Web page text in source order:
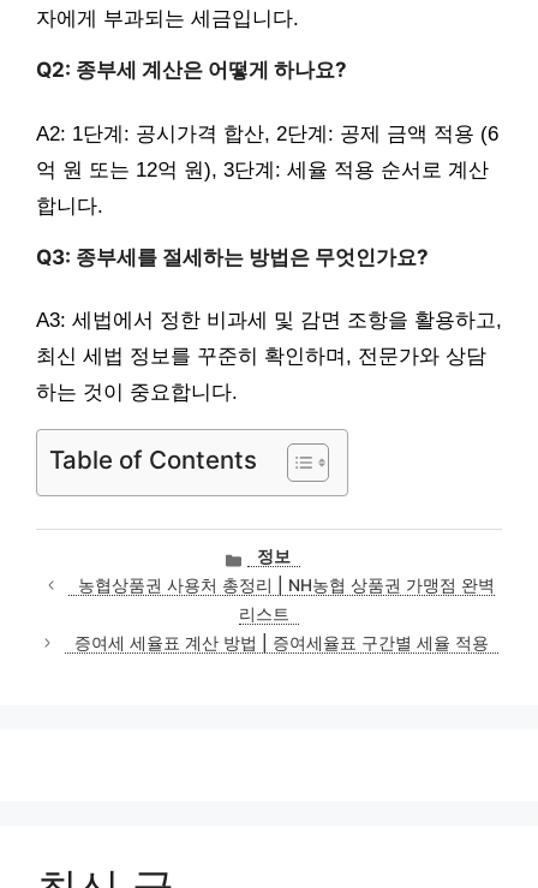
자에게 부과되는 세금입니다.
Q2: 종부세 계산은 어떻게 하나요?
A2: 1단계: 공시가격 합산, 2단계: 공제 금액 적용 (6
억 원 또는 12억 원), 3단계: 세율 적용 순서로 계산
합니다.
Q3: 종부세를 절세하는 방법은 무엇인가요?
A3: 세법에서 정한 비과세 및 감면 조항을 활용하고,
최신 세법 정보를 꾸준히 확인하며, 전문가와 상담
하는 것이 중요합니다.
Table of Contents
카
테
고
리
정보
농협상품권 사용처 총정리 | NH농협 상품권 가맹점 완벽
리스트
증여세 세율표 계산 방법 | 증여세율표 구간별 세율 적용